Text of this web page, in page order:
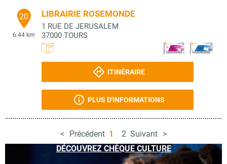
20
6.44 km
LIBRAIRIE ROSEMONDE
1 RUE DE JERUSALEM
37000 TOURS
ITINÉRAIRE
PLUS D'INFORMATIONS
Précédent 1 2 Suivant
DÉCOUVREZ CHÈQUE CULTURE